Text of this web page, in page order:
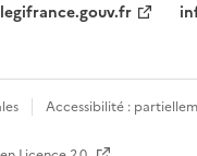
legifrance.gouv.fr
Accessibilité :